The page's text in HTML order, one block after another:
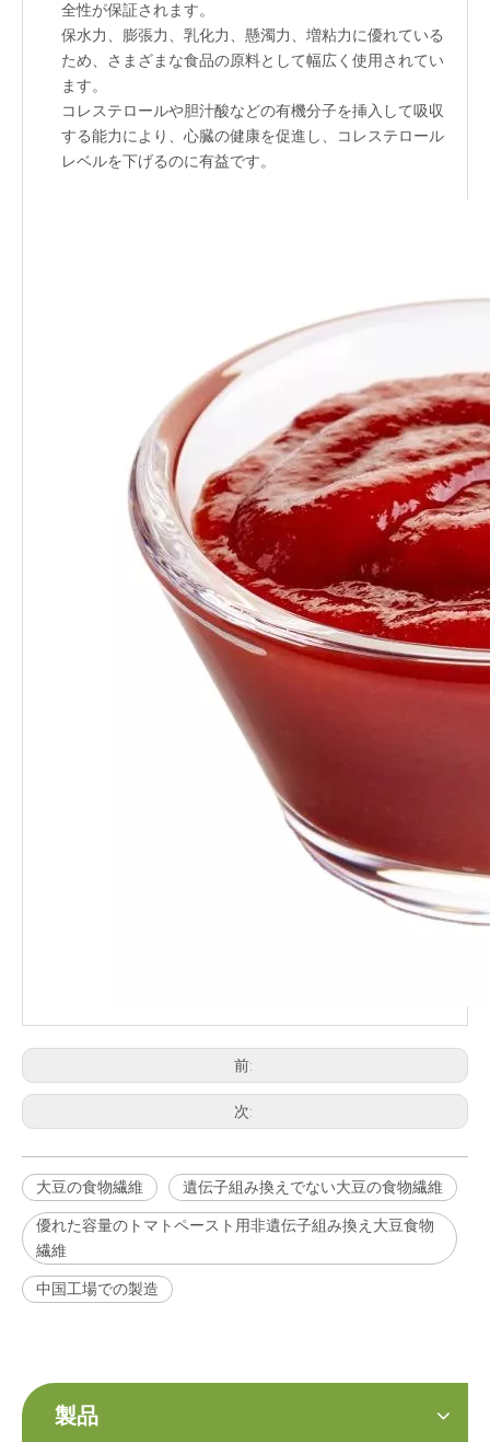
全性が保証されます。
保水力、膨張力、乳化力、懸濁力、増粘力に優れている
ため、さまざまな食品の原料として幅広く使用されてい
ます。
コレステロールや胆汁酸などの有機分子を挿入して吸収
する能力により、心臓の健康を促進し、コレステロール
レベルを下げるのに有益です。
前:
次:
大豆の食物繊維
遺伝子組み換えでない大豆の食物繊維
優れた容量のトマトペースト用非遺伝子組み換え大豆食物
繊維
中国工場での製造
製品
大豆食物繊維 高品質の食品グレードの大豆食物繊維